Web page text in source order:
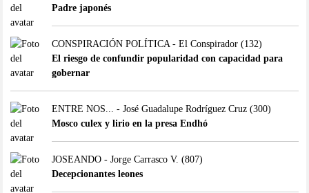
Padre japonés
CONSPIRACIÓN POLÍTICA - El Conspirador(132)
El riesgo de confundir popularidad con capacidad para
gobernar
ENTRE NOS... - José Guadalupe Rodríguez Cruz(300)
Mosco culex y lirio en la presa Endhó
JOSEANDO - Jorge Carrasco V. (807)
Decepcionantes leones